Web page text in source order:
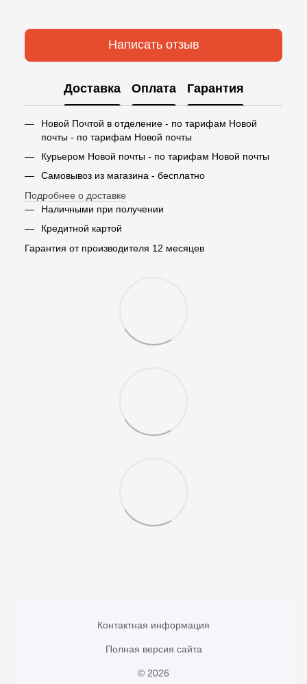
Написать отзыв
Доставка Оплата Гарантия
Новой Почтой в отделение - по тарифам Новой
почты - по тарифам Новой почты
Курьером Новой почты - по тарифам Новой почты
Самовывоз из магазина - бесплатно
Подробнее о доставке
Наличными при получении
Кредитной картой
Гарантия от производителя 12 месяцев
Контактная информация
Полная версия сайта
© 2026